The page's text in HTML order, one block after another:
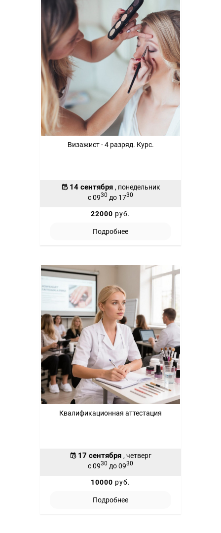
Визажист - 4 разряд. Курс.
14 сентября , понедельник
с 0930 до 1730
22000 руб.
Подробнее
Квалификационная аттестация
17 сентября , четверг
с 0930 до 0930
10000 руб.
Подробнее